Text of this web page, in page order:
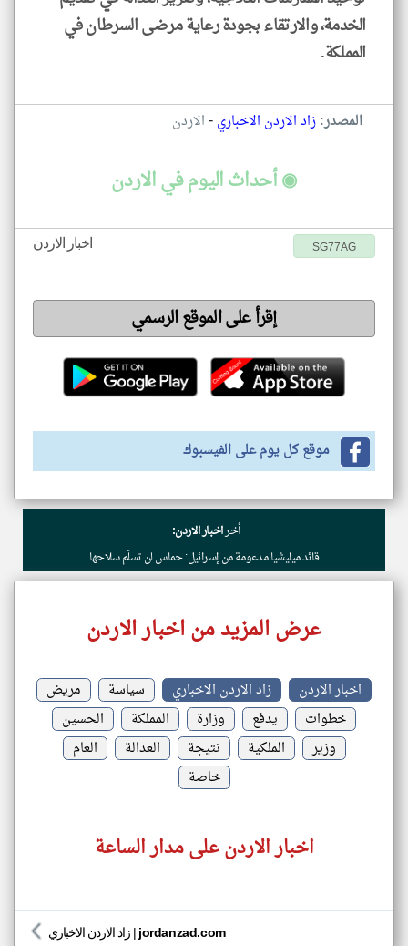
الخدمة، والارتقاء بجودة رعاية مرضى السرطان في
المملكة.
المصدر:زاد الاردن الاخباري-الاردن
◉ أحداث اليوم في الاردن
اخبار الاردن SG77AG
إقرأ على الموقع الرسمي
موقع كل يوم على الفيسبوك
أخراخبار الاردن:
قائد ميليشيا مدعومة من إسرائيل: حماس لن تسلّم سلاحها
عرض المزيد من اخبار الاردن
اخبار الاردن زاد الاردن الاخباري سياسة
مريض
خطوات
يدفع وزارة المملكة
الحسين
وزير
الملكية نتيجة العدالة
العام
خاصة
اخبار الاردن على مدار الساعة
زاد الاردن الاخباري | jordanzad.com